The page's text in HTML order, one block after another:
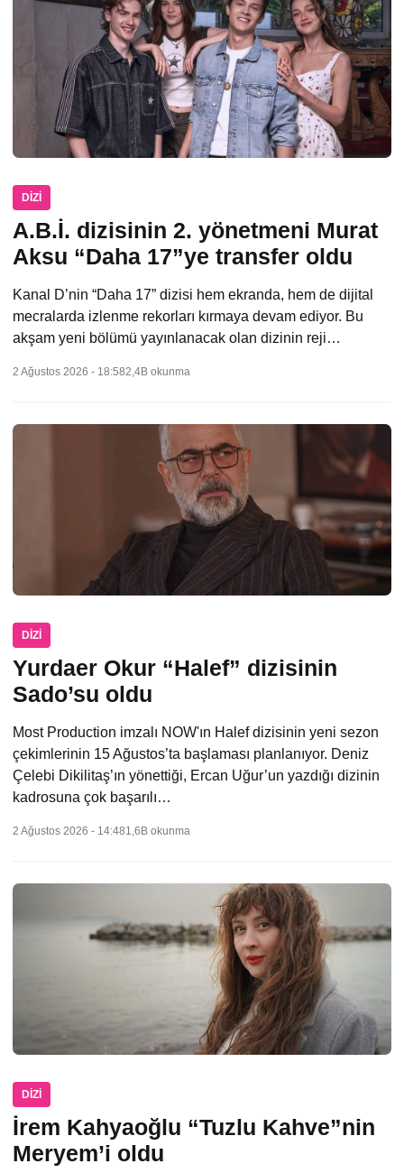
DIZI
A.B.İ. dizisinin 2. yönetmeni Murat
Aksu “Daha 17”ye transfer oldu
Kanal D’nin “Daha 17” dizisi hem ekranda, hem de dijital
mecralarda izlenme rekorları kırmaya devam ediyor. Bu
akşam yeni bölümü yayınlanacak olan dizinin reji…
2 Ağustos 2026 - 18:582,4B okunma
DIZI
Yurdaer Okur “Halef” dizisinin
Sado’su oldu
Most Production imzalı NOW'ın Halef dizisinin yeni sezon
çekimlerinin 15 Ağustos’ta başlaması planlanıyor. Deniz
Çelebi Dikilitaş’ın yönettiği, Ercan Uğur’un yazdığı dizinin
kadrosuna çok başarılı…
2 Ağustos 2026 - 14:481,6B okunma
DIZI
İrem Kahyaoğlu “Tuzlu Kahve”nin
Meryem’i oldu